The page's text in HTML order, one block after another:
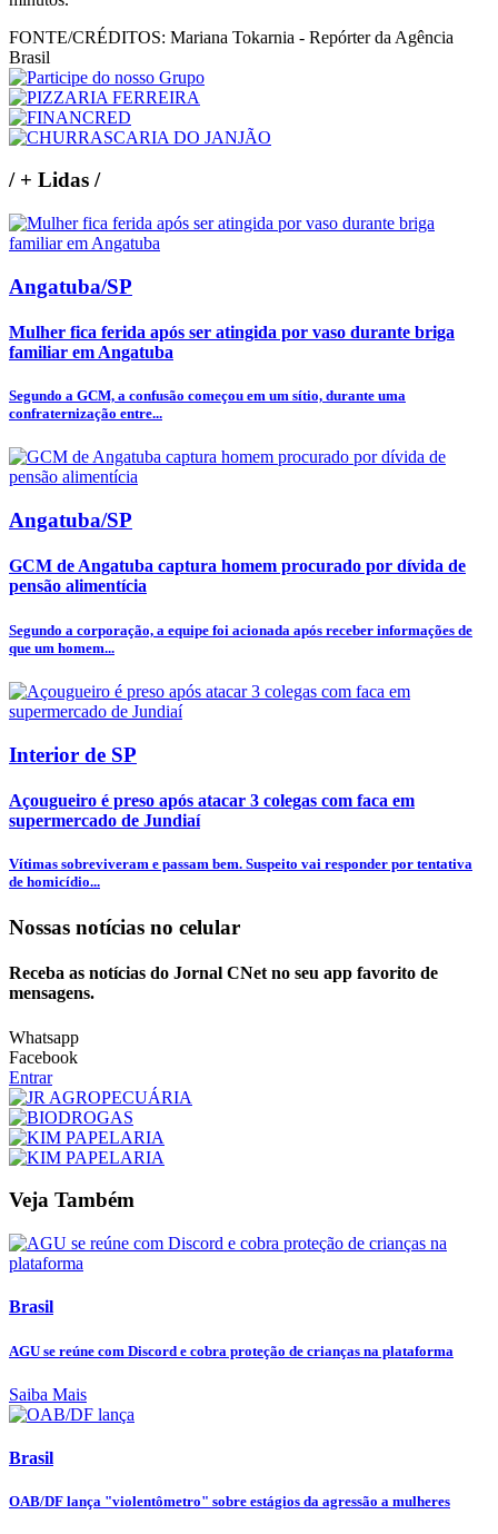
FONTE/CRÉDITOS: Mariana Tokarnia - Repórter da Agência
Brasil
/+ Lidas /
Angatuba/SP
Mulher fica ferida após ser atingida por vaso durante briga
familiar em Angatuba
Segundo a GCM, a confusão começou em um sítio, durante uma
confraternização entre...
Angatuba/SP
GCM de Angatuba captura homem procurado por dívida de
pensão alimentícia
Segundo a corporação, a equipe foi acionada após receber informações de
que um homem...
Interior de SP
Açougueiro é preso após atacar 3 colegas com faca em
supermercado de Jundiaí
Vítimas sobreviveram e passam bem. Suspeito vai responder por tentativa
de homicídio...
Nossas notícias no celular
Receba as notícias do Jornal CNet no seu app favorito de
mensagens.
Whatsapp
Facebook
Entrar
Veja Também
Brasil
AGU se reúne com Discord e cobra proteção de crianças na plataforma
Saiba Mais
Brasil
OAB/DF lança "violentômetro" sobre estágios da agressão a mulheres